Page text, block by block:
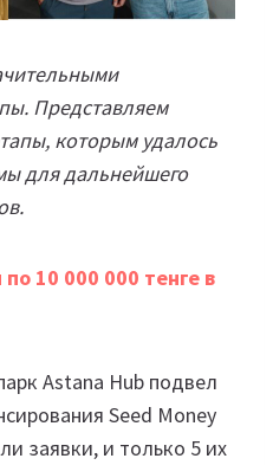
Представляем
которым удалось
для дальнейшего
10 000 000 тенге в
Astana Hub подвел
Seed Money
заявки, и только 5 их